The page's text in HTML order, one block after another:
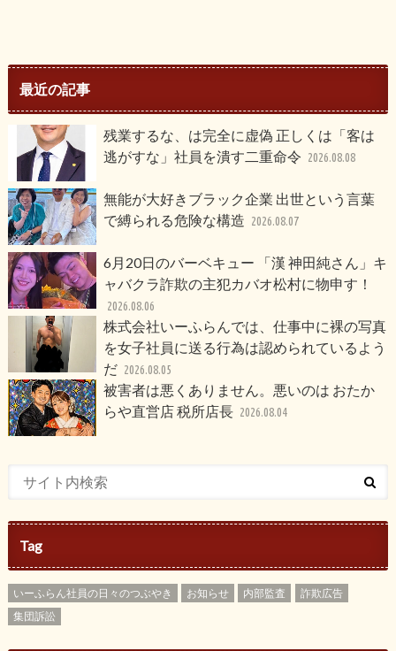
最近の記事
残業するな、は完全に虚偽 正しくは「客は
逃がすな」社員を潰す二重命令 2026.08.08
無能が大好きブラック企業 出世という言葉
で縛られる危険な構造 2026.08.07
6月20日のバーベキュー 「漢 神田純さん」キ
ャバクラ詐欺の主犯カバオ松村に物申す！
2026.08.06
株式会社いーふらんでは、仕事中に裸の写真
を女子社員に送る行為は認められているよう
だ 2026.08.05
被害者は悪くありません。悪いのは おたか
らや直営店 税所店長 2026.08.04
Tag
いーふらん社員の日々のつぶやき お知らせ 内部監査
詐欺広告
集団訴訟